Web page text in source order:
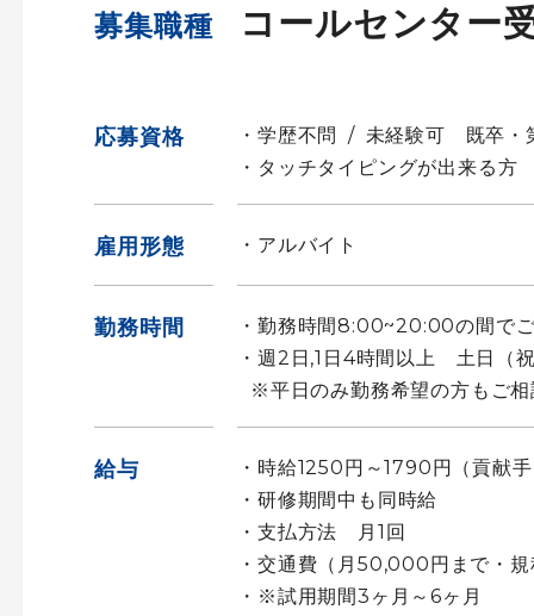
募集職種 コールセンター
応募資格
・学歴不問 / 未経験可 既卒
・タッチタイピングが出来る方
雇用形態 ・アルバイト
勤務時間
・勤務時間8:00~20:00の間で
・週2日,1日4時間以上 土日（
※平日のみ勤務希望の方もご相
給与
・時給1250円～1790円（貢献
・研修期間中も同時給
・支払方法 月1回
・交通費（月50,000円まで・
・※試用期間3ヶ月～6ヶ月